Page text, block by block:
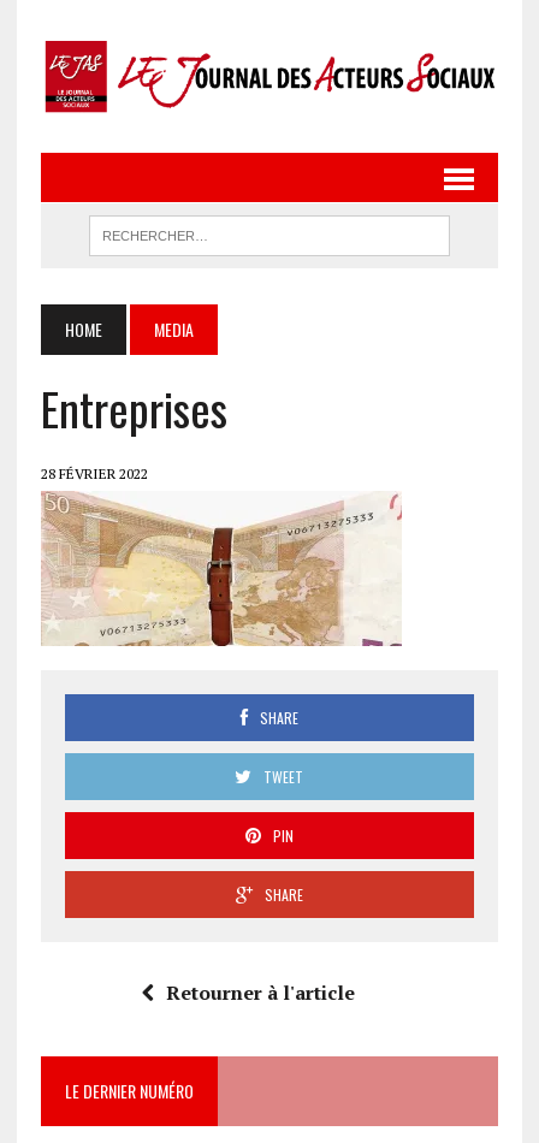
HOME MEDIA
Entreprises
28 FÉVRIER 2022
SHARE
TWEET
PIN
SHARE
Retourner à l'article
LE DERNIER NUMÉRO